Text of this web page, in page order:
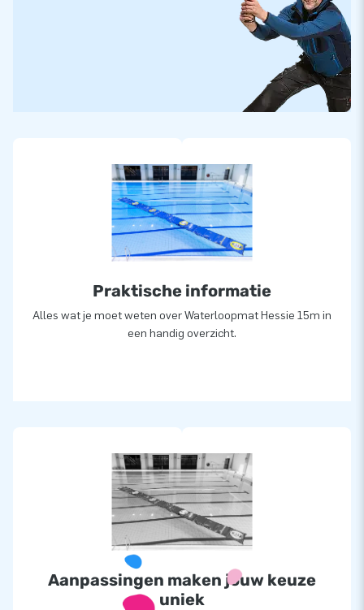
Praktische informatie
Alles wat je moet weten over Waterloopmat Hessie 15m in
een handig overzicht.
Aanpassingen maken jouw keuze
uniek